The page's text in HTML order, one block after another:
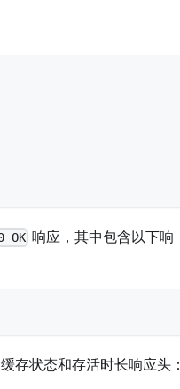
OK 响应，其中包含以下响
存状态和存活时长响应头：